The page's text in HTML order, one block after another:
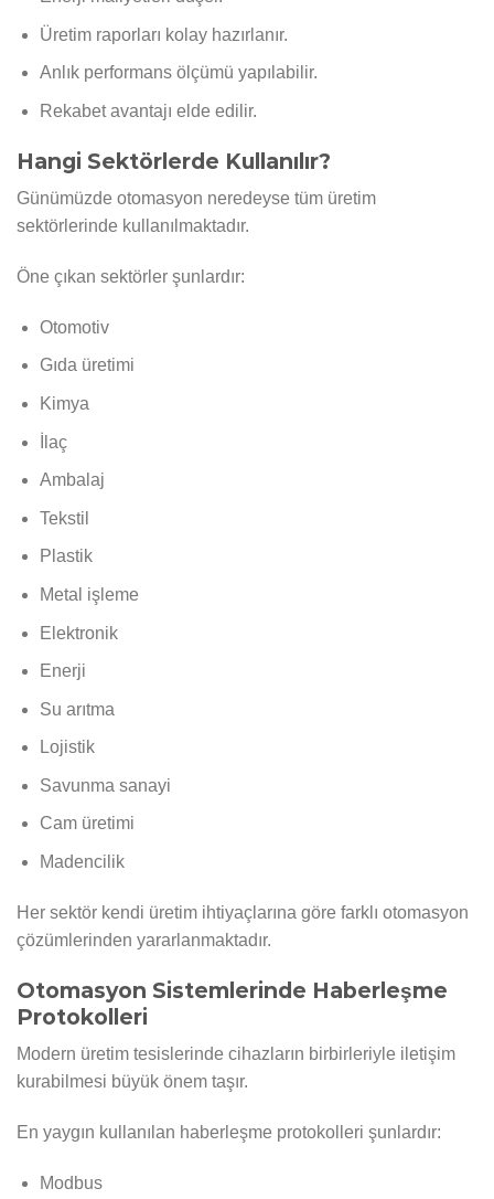
Üretim raporları kolay hazırlanır.
Anlık performans ölçümü yapılabilir.
Rekabet avantajı elde edilir.
Hangi Sektörlerde Kullanılır?
Günümüzde otomasyon neredeyse tüm üretim
sektörlerinde kullanılmaktadır.
Öne çıkan sektörler şunlardır:
Otomotiv
Gıda üretimi
Kimya
İlaç
Ambalaj
Tekstil
Plastik
Metal işleme
Elektronik
Enerji
Su arıtma
Lojistik
Savunma sanayi
Cam üretimi
Madencilik
Her sektör kendi üretim ihtiyaçlarına göre farklı otomasyon
çözümlerinden yararlanmaktadır.
Otomasyon Sistemlerinde Haberleşme
Protokolleri
Modern üretim tesislerinde cihazların birbirleriyle iletişim
kurabilmesi büyük önem taşır.
En yaygın kullanılan haberleşme protokolleri şunlardır:
Modbus